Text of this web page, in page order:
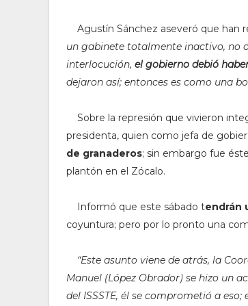
Agustín Sánchez aseveró que han
un gabinete totalmente inactivo, no
interlocución, el gobierno debió
dejaron así; entonces es como una
Sobre la represión que vivieron
presidenta, quien como jefa de
de granaderos; sin embargo fue
plantón en el Zócalo.
Informó que este sábado tendrán
coyuntura; pero por lo pronto una
“Este asunto viene de atrás, la
Manuel (López Obrador) se hizo un
del ISSSTE, él se comprometió a